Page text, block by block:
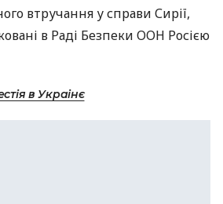
втручання у справи Сирії,
в Раді Безпеки ООН Росією
в Украінє